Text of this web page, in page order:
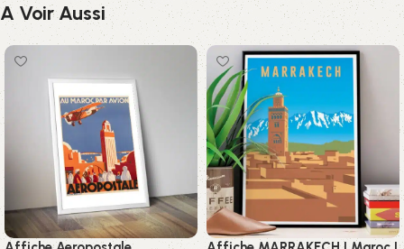
A Voir Aussi